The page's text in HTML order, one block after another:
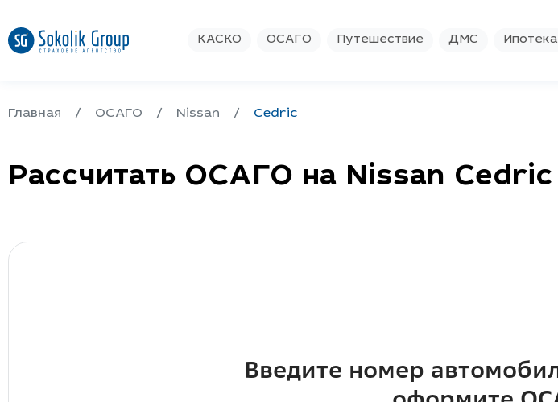
КАСКО ОСАГО Путешествие ДМС Ипотека
Главная ОСАГО Nissan Cedric
Рассчитать ОСАГО на Nissan Cedric